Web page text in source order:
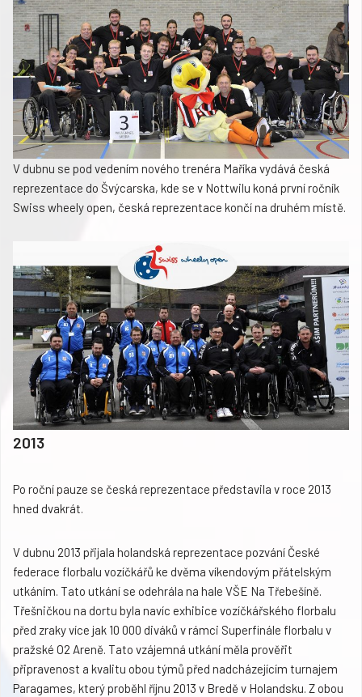
V dubnu se pod vedením nového trenéra Maříka vydává česká
reprezentace do Švýcarska, kde se v Nottwilu koná první ročník
Swiss wheely open, česká reprezentace končí na druhém místě.
2013
Po roční pauze se česká reprezentace představila v roce 2013
hned dvakrát.
V dubnu 2013 přijala holandská reprezentace pozvání České
federace florbalu vozíčkářů ke dvěma víkendovým přátelským
utkáním. Tato utkání se odehrála na hale VŠE Na Třebešíně.
Třešničkou na dortu byla navíc exhibice vozíčkářského florbalu
před zraky více jak 10 000 diváků v rámci Superfinále florbalu v
pražské O2 Areně. Tato vzájemná utkání měla prověřit
připravenost a kvalitu obou týmů před nadcházejícím turnajem
Paragames, který proběhl říjnu 2013 v Bredě v Holandsku. Z obou